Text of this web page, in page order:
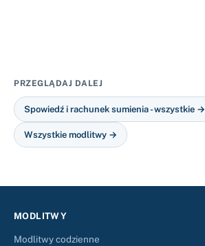
PRZEGLĄDAJ DALEJ
Spowiedź i rachunek sumienia - wszystkie →
Wszystkie modlitwy →
MODLITWY
Modlitwy codzienne